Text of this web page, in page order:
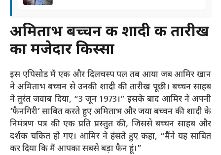
अमिताभ बच्चन की शादी की तारीख
का मजेदार किस्सा
इस एपिसोड में एक और दिलचस्प पल तब आया जब आमिर खान
ने अमिताभ बच्चन से उनकी शादी की तारीख पूछी। बच्चन साहब
ने तुरंत जवाब दिया, “3 जून 1973।” इसके बाद आमिर ने अपनी
‘फैनगिरी’ साबित करते हुए अमिताभ और जया बच्चन की शादी के
निमंत्रण पत्र की एक प्रति प्रस्तुत की, जिससे बच्चन साहब और
दर्शक चकित हो गए। आमिर ने हंसते हुए कहा, “मैंने यह साबित
कर दिया कि मैं आपका सबसे बड़ा फैन हूं।”